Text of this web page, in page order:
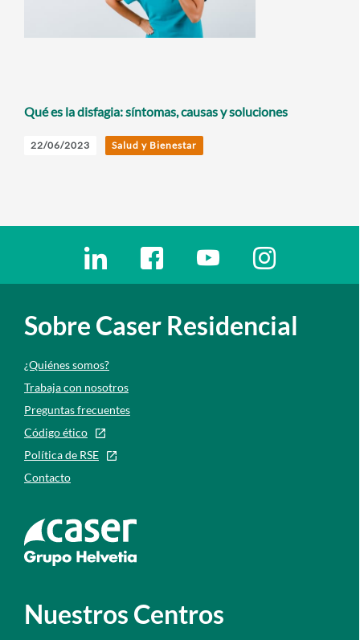
Qué es la disfagia: síntomas, causas y soluciones
22/06/2023 Salud y Bienestar
Ir a a la red social. Abre ventana nueva
Ir a a la red social. Abre ventana
Ir a a la red social. Abre
Ir a a la red
Sobre Caser Residencial
¿Quiénes somos?
Trabaja con nosotros
Preguntas frecuentes
Código ético
Política de RSE
Contacto
Ir a la web de caser
Nuestros Centros